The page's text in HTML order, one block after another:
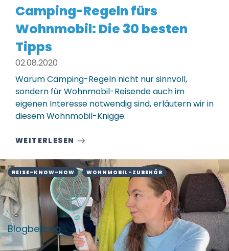
Camping-Regeln fürs
Wohnmobil: Die 30 besten
Tipps
02.08.2020
Warum Camping-Regeln nicht nur sinnvoll,
sondern für Wohnmobil-Reisende auch im
eigenen Interesse notwendig sind, erläutern wir in
diesem Wohnmobil-Knigge.
WEITERLESEN
REISE-KNOW-HOW WOHNMOBIL-ZUBEHÖR
Blogbeitrag